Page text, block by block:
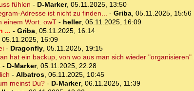
fühlen - D-Marker, 05.11.2025, 13:50
Adresse ist nicht zu finden... - Griba, 05.11.2025, 15:56
einem Wort. owT- heller, 05.11.2025, 16:09
... - Griba, 05.11.2025, 16:14
05.11.2025, 16:09
- Dragonfly, 05.11.2025, 19:15
hat ein backup, von wo aus man sich wieder "organisieren"
- D-Marker, 05.11.2025, 22:28
- Albatros, 06.11.2025, 10:45
meinst Du?- D-Marker, 06.11.2025, 11:39